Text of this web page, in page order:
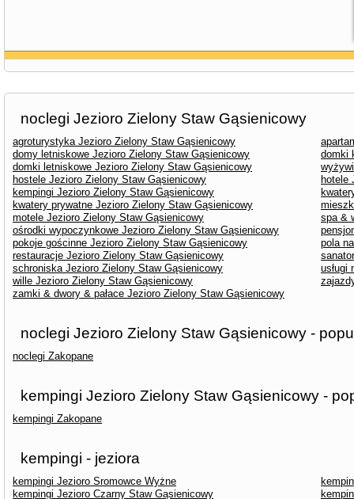
noclegi Jezioro Zielony Staw Gąsienicowy
agroturystyka Jezioro Zielony Staw Gąsienicowy
domy letniskowe Jezioro Zielony Staw Gąsienicowy
domki
domki letniskowe Jezioro Zielony Staw Gąsienicowy
hostele Jezioro Zielony Staw Gąsienicowy
hotele
kempingi Jezioro Zielony Staw Gąsienicowy
kwatery prywatne Jezioro Zielony Staw Gąsienicowy
motele Jezioro Zielony Staw Gąsienicowy
spa &
ośrodki wypoczynkowe Jezioro Zielony Staw Gąsienicowy
pokoje gościnne Jezioro Zielony Staw Gąsienicowy
pola
restauracje Jezioro Zielony Staw Gąsienicowy
schroniska Jezioro Zielony Staw Gąsienicowy
usługi
wille Jezioro Zielony Staw Gąsienicowy
zamki & dwory & pałace Jezioro Zielony Staw Gąsienicowy
noclegi Jezioro Zielony Staw Gąsienicowy -
noclegi Zakopane
kempingi Jezioro Zielony Staw Gąsienicowy -
kempingi Zakopane
kempingi - jeziora
kempingi Jezioro Sromowce Wyżne
kempingi Jezioro Czarny Staw Gąsienicowy